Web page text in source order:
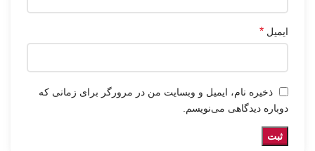
ایمیل *
ذخیره نام، ایمیل و وبسایت من در مرورگر برای زمانی که
دوباره دیدگاهی می‌نویسم.